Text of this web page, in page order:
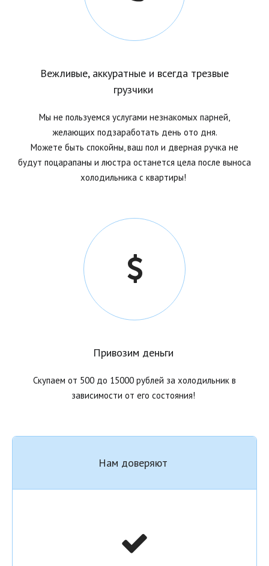
Вежливые, аккуратные и всегда трезвые
грузчики
Мы не пользуемся услугами незнакомых парней,
желающих подзаработать день ото дня.
Можете быть спокойны, ваш пол и дверная ручка не
будут поцарапаны и люстра останется цела после выноса
холодильника с квартиры!
Привозим деньги
Скупаем от 500 до 15000 рублей за холодильник в
зависимости от его состояния!
Нам доверяют